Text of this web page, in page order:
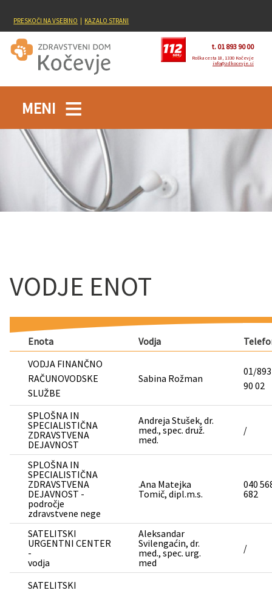
PRESKOČI NA VSEBINO KAZALO STRANI
t. 01 893 90 00
Roška cesta 18, 1330 Kočevje
info@zdkocevje.si
MENI
VODJE ENOT
Enota Vodja
VODJA FINANČNO
RAČUNOVODSKE
SLUŽBE
Sabina Rožman
01/893
90 02
SPLOŠNA IN
SPECIALISTIČNA
ZDRAVSTVENA
DEJAVNOST
Andreja Stušek, dr.
med., spec. druž.
med.
/
SPLOŠNA IN
SPECIALISTIČNA
ZDRAVSTVENA
DEJAVNOST -
področje
zdravstvene nege
.Ana Matejka
Tomič, dipl.m.s.
040
682
SATELITSKI
URGENTNI CENTER
-
vodja
Aleksandar
Svilengaćin, dr.
med., spec. urg.
med
/
SATELITSKI